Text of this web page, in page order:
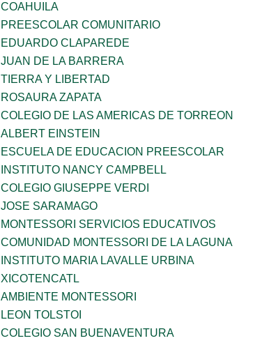
COAHUILA
PREESCOLAR COMUNITARIO
EDUARDO CLAPAREDE
JUAN DE LA BARRERA
TIERRA Y LIBERTAD
ROSAURA ZAPATA
COLEGIO DE LAS AMERICAS DE TORREON
ALBERT EINSTEIN
ESCUELA DE EDUCACION PREESCOLAR
INSTITUTO NANCY CAMPBELL
COLEGIO GIUSEPPE VERDI
JOSE SARAMAGO
MONTESSORI SERVICIOS EDUCATIVOS
COMUNIDAD MONTESSORI DE LA LAGUNA
INSTITUTO MARIA LAVALLE URBINA
XICOTENCATL
AMBIENTE MONTESSORI
LEON TOLSTOI
COLEGIO SAN BUENAVENTURA